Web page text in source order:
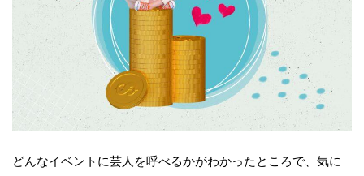
どんなイベントに芸人を呼べるかがわかったところで、気に